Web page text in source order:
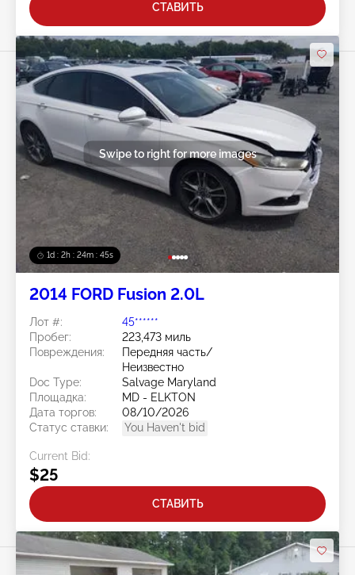
СТАВИТЬ
1d : 2h : 24m : 42s
Swipe to right for more images
2014 FORD Fusion 2.0L
Лот #:
45******
Пробег:
223,473 миль
Повреждения:
Передняя часть/
Неизвестно
Doc Type:
Salvage Maryland
Площадка:
MD - ELKTON
Дата торгов:
08/10/2026
Статус ставки:
You Haven't bid
Current Bid:
$25
СТАВИТЬ